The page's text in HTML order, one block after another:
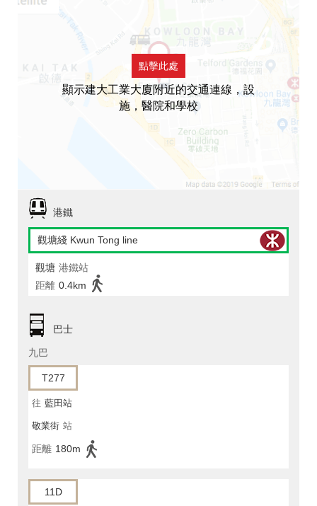
點擊此處
顯示建大工業大廈附近的交通連線，設
施，醫院和學校
港鐵
觀塘綫 Kwun Tong line
觀塘 港鐵站
距離 0.4km
巴士
九巴
T277
往 藍田站
敬業街 站
距離 180m
11D